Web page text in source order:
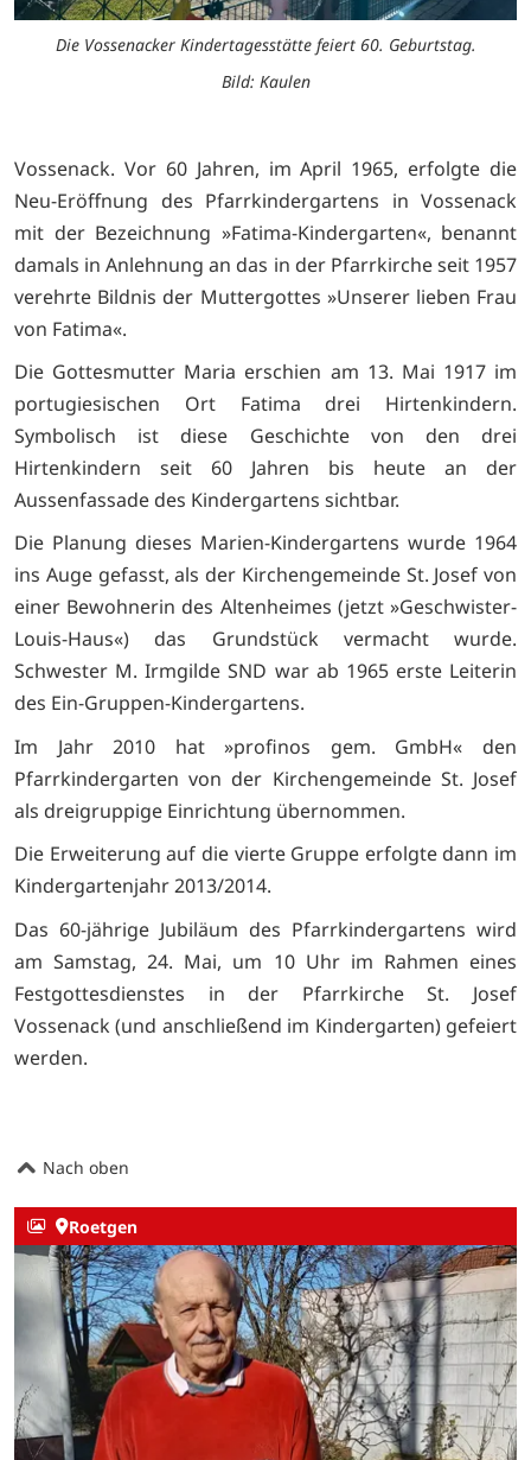
Die Vossenacker Kindertagesstätte feiert 60. Geburtstag.
Bild: Kaulen
Vossenack. Vor 60 Jahren, im April 1965, erfolgte die
Neu-Eröffnung des Pfarrkindergartens in Vossenack
mit der Bezeichnung »Fatima-Kindergarten«, benannt
damals in Anlehnung an das in der Pfarrkirche seit 1957
verehrte Bildnis der Muttergottes »Unserer lieben Frau
von Fatima«.
Die Gottesmutter Maria erschien am 13. Mai 1917 im
portugiesischen Ort Fatima drei Hirtenkindern.
Symbolisch ist diese Geschichte von den drei
Hirtenkindern seit 60 Jahren bis heute an der
Aussenfassade des Kindergartens sichtbar.
Die Planung dieses Marien-Kindergartens wurde 1964
ins Auge gefasst, als der Kirchengemeinde St. Josef von
einer Bewohnerin des Altenheimes (jetzt »Geschwister-
Louis-Haus«) das Grundstück vermacht wurde.
Schwester M. Irmgilde SND war ab 1965 erste Leiterin
des Ein-Gruppen-Kindergartens.
Im Jahr 2010 hat »profinos gem. GmbH« den
Pfarrkindergarten von der Kirchengemeinde St. Josef
als dreigruppige Einrichtung übernommen.
Die Erweiterung auf die vierte Gruppe erfolgte dann im
Kindergartenjahr 2013/2014.
Das 60-jährige Jubiläum des Pfarrkindergartens wird
am Samstag, 24. Mai, um 10 Uhr im Rahmen eines
Festgottesdienstes in der Pfarrkirche St. Josef
Vossenack (und anschließend im Kindergarten) gefeiert
werden.
Nach oben
Roetgen